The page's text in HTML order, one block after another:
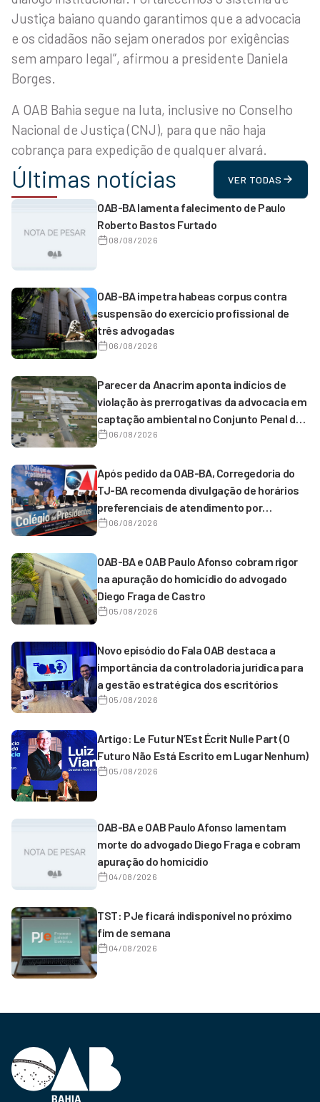
Justiça baiano quando garantimos que a advocacia
e os cidadãos não sejam onerados por exigências
sem amparo legal”, afirmou a presidente Daniela
Borges.
A OAB Bahia segue na luta, inclusive no Conselho
Nacional de Justiça (CNJ), para que não haja
cobrança para expedição de qualquer alvará.
Últimas notícias VER TODAS
OAB-BA lamenta falecimento de Paulo
Roberto Bastos Furtado
08/08/2026
OAB-BA impetra habeas corpus contra
suspensão do exercício profissional de
três advogadas
06/08/2026
Parecer da Anacrim aponta indícios de
violação às prerrogativas da advocacia em
captação ambiental no Conjunto Penal de
Serrinha
06/08/2026
Após pedido da OAB-BA, Corregedoria do
TJ-BA recomenda divulgação de horários
preferenciais de atendimento por
magistrados de 1º grau
06/08/2026
OAB-BA e OAB Paulo Afonso cobram rigor
na apuração do homicídio do advogado
Diego Fraga de Castro
05/08/2026
Novo episódio do Fala OAB destaca a
importância da controladoria jurídica para
a gestão estratégica dos escritórios
05/08/2026
Artigo: Le Futur N’Est Écrit Nulle Part (O
Futuro Não Está Escrito em Lugar Nenhum)
05/08/2026
OAB-BA e OAB Paulo Afonso lamentam
morte do advogado Diego Fraga e cobram
apuração do homicídio
04/08/2026
TST: PJe ficará indisponível no próximo
fim de semana
04/08/2026